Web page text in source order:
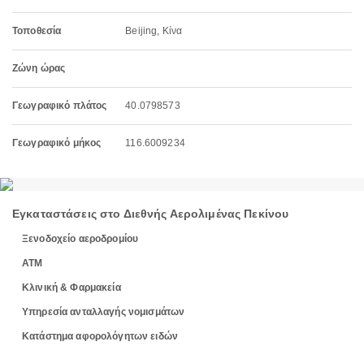
Τοποθεσία Beijing, Κίνα
Ζώνη ώρας
Γεωγραφικό πλάτος 40.0798573
Γεωγραφικό μήκος 116.6009234
Εγκαταστάσεις στο Διεθνής Αερολιμένας Πεκίνου
Ξενοδοχείο αεροδρομίου
ΑΤΜ
Κλινική & Φαρμακεία
Υπηρεσία ανταλλαγής νομισμάτων
Κατάστημα αφορολόγητων ειδών